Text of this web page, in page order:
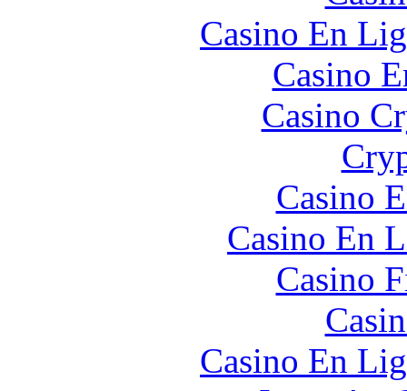
Casino En
Casino
Casino
Casino
Casino En
Casino
Casino En